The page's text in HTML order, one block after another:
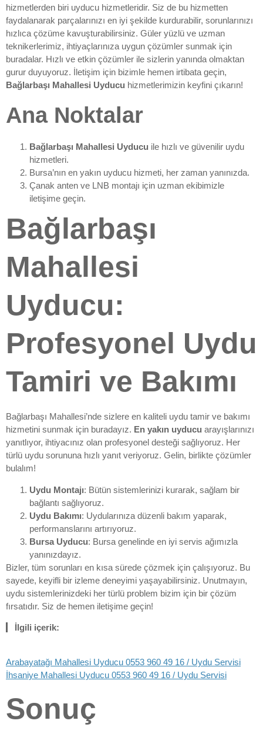
hizmetlerden biri uyducu hizmetleridir. Siz de bu hizmetten
faydalanarak parçalarınızı en iyi şekilde kurdurabilir, sorunlarınızı
hızlıca çözüme kavuşturabilirsiniz. Güler yüzlü ve uzman
teknikerlerimiz, ihtiyaçlarınıza uygun çözümler sunmak için
buradalar. Hızlı ve etkin çözümler ile sizlerin yanında olmaktan
gurur duyuyoruz. İletişim için bizimle hemen irtibata geçin,
Bağlarbaşı Mahallesi Uyducu hizmetlerimizin keyfini çıkarın!
Ana Noktalar
Bağlarbaşı Mahallesi Uyducu ile hızlı ve güvenilir uydu
hizmetleri.
Bursa’nın en yakın uyducu hizmeti, her zaman yanınızda.
Çanak anten ve LNB montajı için uzman ekibimizle
iletişime geçin.
Bağlarbaşı
Mahallesi
Uyducu:
Profesyonel Uydu
Tamiri ve Bakımı
Bağlarbaşı Mahallesi’nde sizlere en kaliteli uydu tamir ve bakımı
hizmetini sunmak için buradayız. En yakın uyducu arayışlarınızı
yanıtlıyor, ihtiyacınız olan profesyonel desteği sağlıyoruz. Her
türlü uydu sorununa hızlı yanıt veriyoruz. Gelin, birlikte çözümler
bulalım!
Uydu Montajı: Bütün sistemlerinizi kurarak, sağlam bir
bağlantı sağlıyoruz.
Uydu Bakımı: Uydularınıza düzenli bakım yaparak,
performanslarını artırıyoruz.
Bursa Uyducu: Bursa genelinde en iyi servis ağımızla
yanınızdayız.
Bizler, tüm sorunları en kısa sürede çözmek için çalışıyoruz. Bu
sayede, keyifli bir izleme deneyimi yaşayabilirsiniz. Unutmayın,
uydu sistemlerinizdeki her türlü problem bizim için bir çözüm
fırsatıdır. Siz de hemen iletişime geçin!
İlgili içerik:
Arabayatağı Mahallesi Uyducu 0553 960 49 16 / Uydu Servisi
İhsaniye Mahallesi Uyducu 0553 960 49 16 / Uydu Servisi
Sonuç